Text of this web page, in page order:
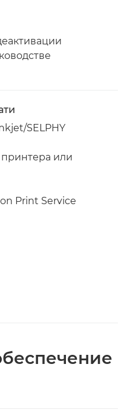
SELPHY
принтера или
Print Service